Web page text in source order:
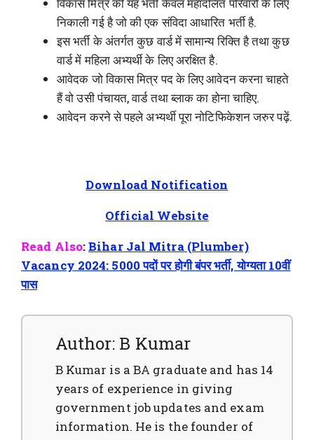
विकास मित्र की यह भर्ती केवल महादलित परिवारों के लिए
निकाली गई है जो की एक संविदा आधारित भर्ती है.
इस भर्ती के अंतर्गत कुछ वार्ड में सामान्य रिक्ति है तथा कुछ
वार्ड में महिला अभ्यर्थी के लिए अरक्षित है.
आवेदक जो विकास मित्र पद के लिए आवेदन करना चाहते
हैं वो उसी पंचायत, वार्ड तथा ब्लाक का होना चाहिए.
आवेदन करने से पहले अभ्यर्थी पूरा नोटिफिकेशन जरुर पढ़ें.
Download Notification
Official Website
Read Also:Bihar Jal Mitra (Plumber)
Vacancy 2024: 5000 पदों पर होगी बंपर भर्ती, योग्यता 10वीं
पास
Author: B Kumar
B Kumar is a BA graduate and has 14
years of experience in giving
government job updates and exam
information. He is the founder of